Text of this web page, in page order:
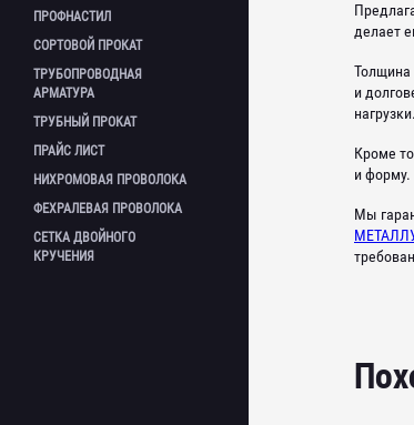
Лента медная
Лист медный
Проволока медная
Труба медная
Квадрат нержавеющий
Лист нержавеющий
Полоса нержавеющая
Проволока нержавеющая
Сетка нержавеющая
Труба нержавеющая
Труба профильная
нержавеющая
Уголок нержавеющий
Профнастил окрашенный
ПРОФНАСТИЛ
Арматура
Квадрат стальной
Лента стальная
Полоса стальная
Сетка
Шестигранник стальной
СОРТОВОЙ ПРОКАТ
Фланцы нержавеющие
Фланцевые заглушки
Шаровой кран
Отводы нержавеющие
ТРУБОПРОВОДНАЯ
АРМАТУРА
Трубы бесшовные х/д
Трубы электросварные
Трубы профильные
Трубы водогазопроводные ВГП
ТРУБНЫЙ ПРОКАТ
ПРАЙС ЛИСТ
НИХРОМОВАЯ ПРОВОЛОКА
ФЕХРАЛЕВАЯ ПРОВОЛОКА
СЕТКА ДВОЙНОГО
КРУЧЕНИЯ
делает
Толщина
и
нагрузки.
Кроме
и форму.
Мы